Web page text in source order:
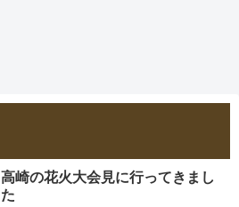
高崎の花火大会見に行ってきまし
た